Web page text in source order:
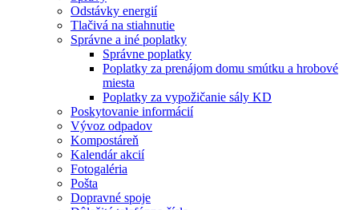
Odstávky energií
Tlačivá na stiahnutie
Správne a iné poplatky
Správne poplatky
Poplatky za prenájom domu smútku a hrobové
miesta
Poplatky za vypožičanie sály KD
Poskytovanie informácií
Vývoz odpadov
Kompostáreň
Kalendár akcií
Fotogaléria
Pošta
Dopravné spoje